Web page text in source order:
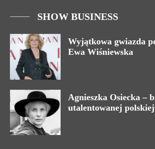
SHOW BUSINESS
Wyjątkowa gwiazda
Ewa Wiśniewska
Agnieszka Osiecka –
utalentowanej